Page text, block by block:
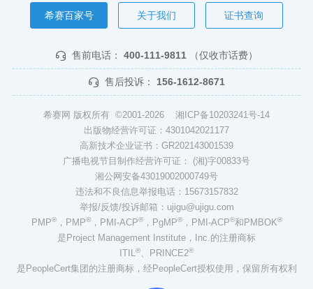
希赛百家号 关于我们 证书查询
售前电话： 400-111-9811 （仅收市话费）
售后投诉： 156-1612-8671
希赛网 版权所有 ©2001-2026 湘ICP备10203241号-14
出版物经营许可证：4301042021177
高新技术企业证书：GR202143001539
广播电视节目制作经营许可证： (湘)字00833号
湘公网安备43019002000749号
违法和不良信息举报电话：15673157832
举报/反馈/投诉邮箱：ujigu@ujigu.com
PMP®，PMP®，PMI-ACP®，PgMP®，PMI-ACP®和PMBOK®
是Project Management Institute，Inc.的注册商标
ITIL®、PRINCE2®
是PeopleCert集团的注册商标，经PeopleCert授权使用，保留所有权利